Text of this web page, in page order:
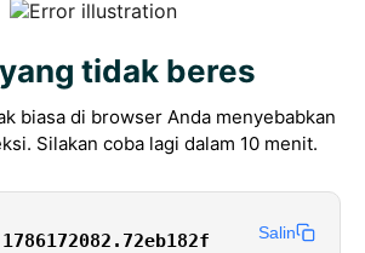
tidak beres
biasa di browser Anda menyebabkan
Silakan coba lagi dalam 10 menit.
Salin